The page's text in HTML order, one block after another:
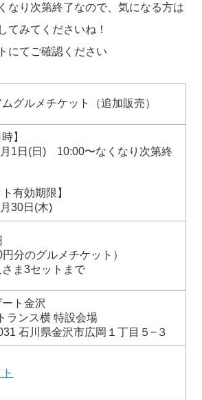
なり次第終了なので、気になる方は
てみてくださいね！
にてご確認ください
グルメチケット（追加販売）
】
1日(日) 10:00〜なくなり次第終
ト有効期限】
30日(木)
円分のグルメチケット）
ま3セットまで
ト金沢
ランス横 特設会場
石川県金沢市広岡１丁目５−３